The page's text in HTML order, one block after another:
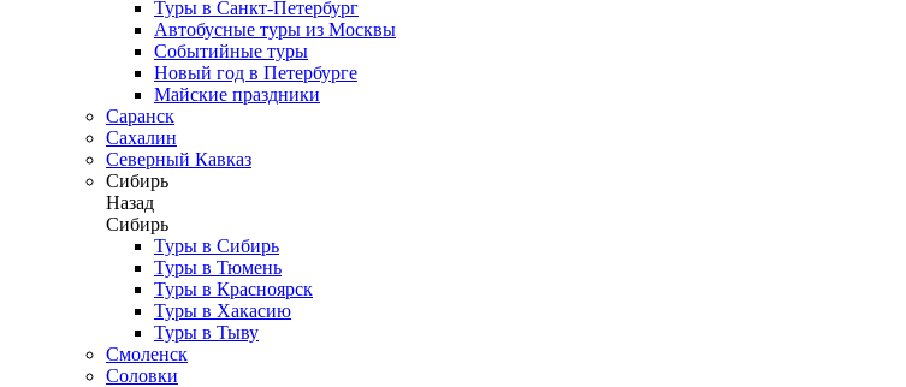
Туры в Санкт-Петербург
Автобусные туры из Москвы
Событийные туры
Новый год в Петербурге
Майские праздники
Саранск
Сахалин
Северный Кавказ
Сибирь
Назад
Сибирь
Туры в Сибирь
Туры в Тюмень
Туры в Красноярск
Туры в Хакасию
Туры в Тыву
Смоленск
Соловки